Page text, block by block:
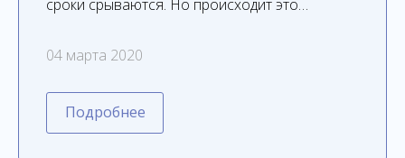
сроки срываются. Но происходит это…
04 марта 2020
Подробнее